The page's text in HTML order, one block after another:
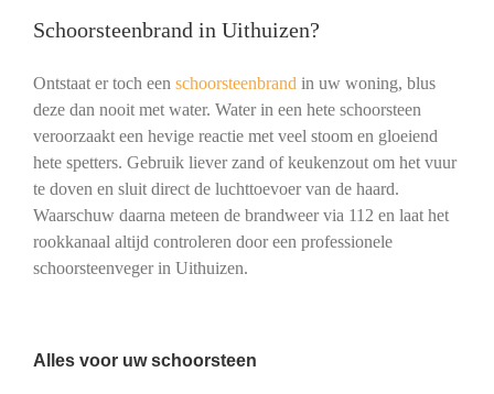
Schoorsteenbrand in Uithuizen?
Ontstaat er toch een schoorsteenbrand in uw woning, blus
deze dan nooit met water. Water in een hete schoorsteen
veroorzaakt een hevige reactie met veel stoom en gloeiend
hete spetters. Gebruik liever zand of keukenzout om het vuur
te doven en sluit direct de luchttoevoer van de haard.
Waarschuw daarna meteen de brandweer via 112 en laat het
rookkanaal altijd controleren door een professionele
schoorsteenveger in Uithuizen.
Alles voor uw schoorsteen